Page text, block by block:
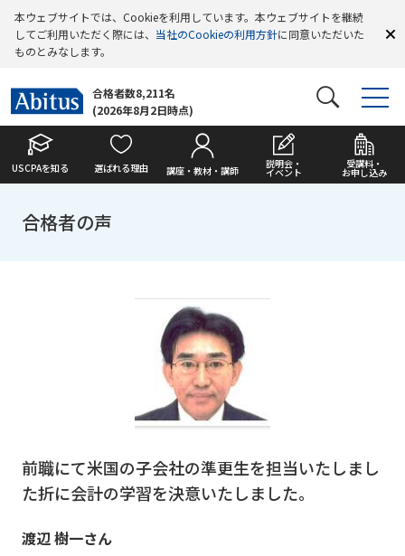
本ウェブサイトでは、Cookieを利用しています。本ウェブサイトを継続
してご利用いただく際には、 当社のCookieの利用方針に同意いただいた
ものとみなします。
合格者数8,211名
(2026年8月2日時点)
USCPAを知る 選ばれる理由 講座・教材・講師
説明会・
イベント
受講料・
お申し込み
合格者の声
前職にて米国の子会社の準更生を担当いたしまし
た折に会計の学習を決意いたしました。
渡辺 樹一さん